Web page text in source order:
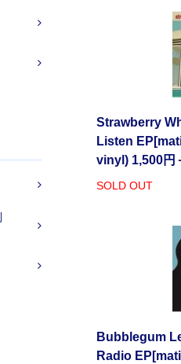
Strawberry
Listen
vinyl) 1,500円
SOLD OUT
Bubblegum
Radio